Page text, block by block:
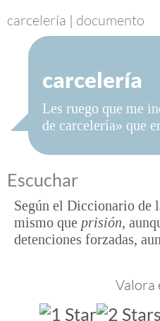
NOTICIAS
SOBRE LA
FundéuRAE es una
el buen uso del
Internet.
carcelería | documento
carcelería
Les ruego que me
de carcelería» que
Escuchar
Según el Diccionario de
mismo que prisión,
detenciones forzadas,
Valora